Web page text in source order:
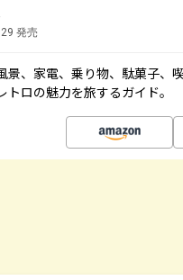
発売
景、家電、乗り物、駄菓子、
トロの魅力を旅するガイド。